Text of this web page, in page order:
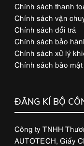
Chính sách thanh
Chính sách vận
Chính sách đổi trả
Chính sách bảo
Chính sách xử lý
Chính sách bảo
ĐĂNG KÍ BỘ
Công ty TNHH
AUTOTECH, Giấy